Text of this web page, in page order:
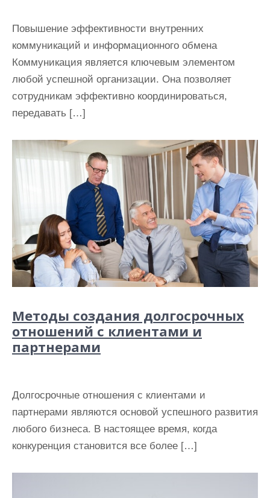
Повышение эффективности внутренних
коммуникаций и информационного обмена
Коммуникация является ключевым элементом
любой успешной организации. Она позволяет
сотрудникам эффективно координироваться,
передавать […]
Методы создания долгосрочных
отношений с клиентами и
партнерами
Долгосрочные отношения с клиентами и
партнерами являются основой успешного развития
любого бизнеса. В настоящее время, когда
конкуренция становится все более […]